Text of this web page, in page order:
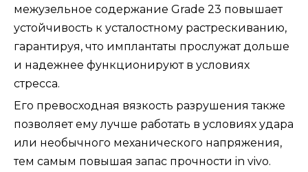
межузельное содержание Grade 23 повышает
устойчивость к усталостному растрескиванию,
гарантируя, что имплантаты прослужат дольше
и надежнее функционируют в условиях
стресса.
Его превосходная вязкость разрушения также
позволяет ему лучше работать в условиях удара
или необычного механического напряжения,
тем самым повышая запас прочности in vivo.